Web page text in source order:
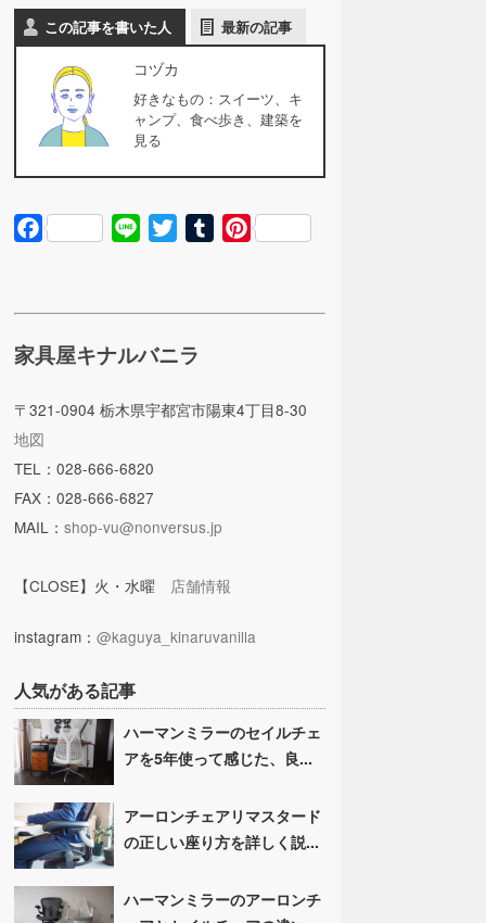
この記事を書いた人 最新の記事
コヅカ
好きなもの：スイーツ、キ
ャンプ、食べ歩き、建築を
見る
Facebook Line TwitterTumblrPinterest
家具屋キナルバニラ
〒321-0904 栃木県宇都宮市陽東4丁目8-30
地図
TEL：028-666-6820
FAX：028-666-6827
MAIL：shop-vu@nonversus.jp
【CLOSE】火・水曜 店舗情報
instagram：@kaguya_kinaruvanilla
人気がある記事
ハーマンミラーのセイルチェ
アを5年使って感じた、良...
アーロンチェアリマスタード
の正しい座り方を詳しく説...
ハーマンミラーのアーロンチ